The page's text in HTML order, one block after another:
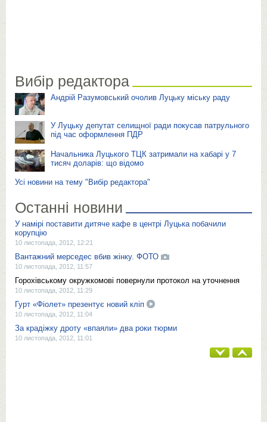
Вибір редактора
Андрій Разумовський очолив Луцьку міську раду
У Луцьку депутат селищної ради покусав патрульного
під час оформлення ПДР
Начальника Луцького ТЦК затримали на хабарі у 7
тисяч доларів: що відомо
Усі новини на тему "Вибір редактора"
Останні новини
У намірі поставити дитяче кафе в центрі Луцька побачили
корупцію
10 листопада, 2012, 12:21
Вантажний мерседес вбив жінку. ФОТО
10 листопада, 2012, 11:57
Горохівському окружкомові повернули протокол на уточнення
10 листопада, 2012, 11:29
Гурт «Фіолет» презентує новий кліп
10 листопада, 2012, 11:04
За крадіжку дроту «впаяли» два роки тюрми
10 листопада, 2012, 11:01